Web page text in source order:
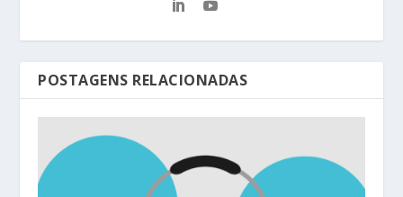
POSTAGENS RELACIONADAS